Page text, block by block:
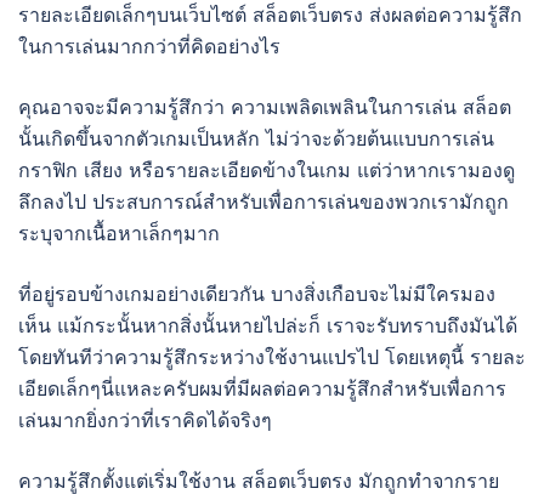
รายละเอียดเล็กๆบนเว็บไซต์ สล็อตเว็บตรง ส่งผลต่อความรู้สึก
ในการเล่นมากกว่าที่คิดอย่างไร
คุณอาจจะมีความรู้สึกว่า ความเพลิดเพลินในการเล่น สล็อต
นั้นเกิดขึ้นจากตัวเกมเป็นหลัก ไม่ว่าจะด้วยต้นแบบการเล่น
กราฟิก เสียง หรือรายละเอียดข้างในเกม แต่ว่าหากเรามองดู
ลึกลงไป ประสบการณ์สำหรับเพื่อการเล่นของพวกเรามักถูก
ระบุจากเนื้อหาเล็กๆมาก
ที่อยู่รอบข้างเกมอย่างเดียวกัน บางสิ่งเกือบจะไม่มีใครมอง
เห็น แม้กระนั้นหากสิ่งนั้นหายไปล่ะก็ เราจะรับทราบถึงมันได้
โดยทันทีว่าความรู้สึกระหว่างใช้งานแปรไป โดยเหตุนี้ รายละ
เอียดเล็กๆนี่แหละครับผมที่มีผลต่อความรู้สึกสำหรับเพื่อการ
เล่นมากยิ่งกว่าที่เราคิดได้จริงๆ
ความรู้สึกตั้งแต่เริ่มใช้งาน สล็อตเว็บตรง มักถูกทำจากราย